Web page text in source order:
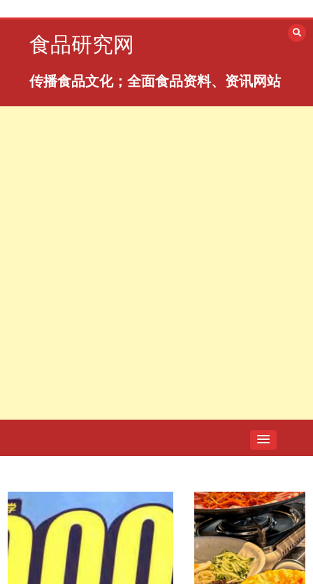
食品研究网
传播食品文化；全面食品资料、资讯网站